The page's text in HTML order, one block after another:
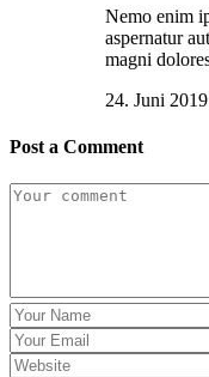
Nemo enim
aspernatur
magni
24. Juni 2019
Post a Comment